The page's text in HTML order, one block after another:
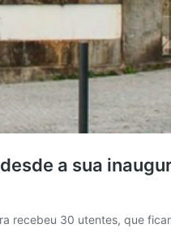
a sua
recebeu 30 utentes, que